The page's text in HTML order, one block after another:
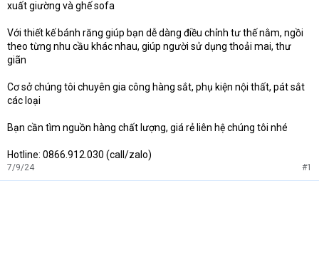
xuất giường và ghế sofa
Với thiết kế bánh răng giúp bạn dễ dàng điều chỉnh tư thế nằm, ngồi
theo từng nhu cầu khác nhau, giúp người sử dụng thoải mai, thư
giãn
Cơ sở chúng tôi chuyên gia công hàng sắt, phụ kiện nội thất, pát sắt
các loại
Bạn cần tìm nguồn hàng chất lượng, giá rẻ liên hệ chúng tôi nhé
Hotline: 0866.912.030 (call/zalo)
7/9/24 #1